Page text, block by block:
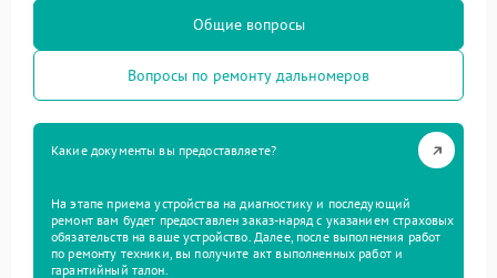
Общие вопросы
Вопросы по ремонту дальномеров
Какие документы вы предоставляете?
На этапе приема устройства на диагностику и последующий
ремонт вам будет предоставлен заказ-наряд с указанием страховых
обязательств на ваше устройство. Далее, после выполнения работ
по ремонту техники, вы получите акт выполненных работ и
гарантийный талон.